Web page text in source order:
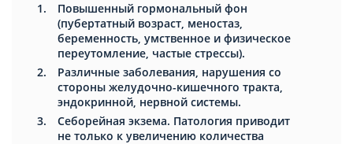
Повышенный гормональный фон
(пубертатный возраст, меностаз,
беременность, умственное и физическое
переутомление, частые стрессы).
Различные заболевания, нарушения со
стороны желудочно-кишечного тракта,
эндокринной, нервной системы.
Себорейная экзема. Патология приводит
не только к увеличению количества